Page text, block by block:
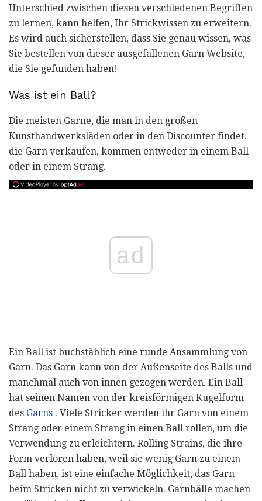
Unterschied zwischen diesen verschiedenen Begriffen
zu lernen, kann helfen, Ihr Strickwissen zu erweitern.
Es wird auch sicherstellen, dass Sie genau wissen, was
Sie bestellen von dieser ausgefallenen Garn Website,
die Sie gefunden haben!
Was ist ein Ball?
Die meisten Garne, die man in den großen
Kunsthandwerksläden oder in den Discounter findet,
die Garn verkaufen, kommen entweder in einem Ball
oder in einem Strang.
ad
Ein Ball ist buchstäblich eine runde Ansammlung von
Garn. Das Garn kann von der Außenseite des Balls und
manchmal auch von innen gezogen werden. Ein Ball
hat seinen Namen von der kreisförmigen Kugelform
des Garns . Viele Stricker werden ihr Garn von einem
Strang oder einem Strang in einen Ball rollen, um die
Verwendung zu erleichtern. Rolling Strains, die ihre
Form verloren haben, weil sie wenig Garn zu einem
Ball haben, ist eine einfache Möglichkeit, das Garn
beim Stricken nicht zu verwickeln. Garnbälle machen